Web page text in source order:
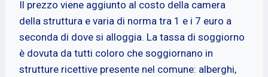
Il prezzo viene aggiunto al costo della camera
della struttura e varia di norma tra 1 e i 7 euro a
seconda di dove si alloggia. La tassa di soggiorno
è dovuta da tutti coloro che soggiornano in
strutture ricettive presente nel comune: alberghi,